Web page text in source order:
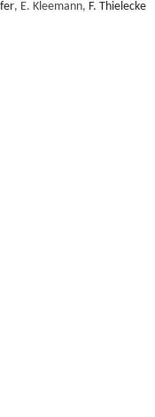
, E. Kleemann, F. Thielecke